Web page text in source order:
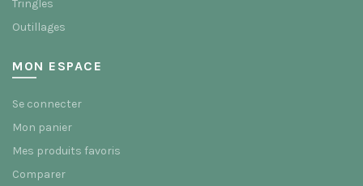
Tringles
Outillages
MON ESPACE
Se connecter
Mon panier
Mes produits favoris
Comparer